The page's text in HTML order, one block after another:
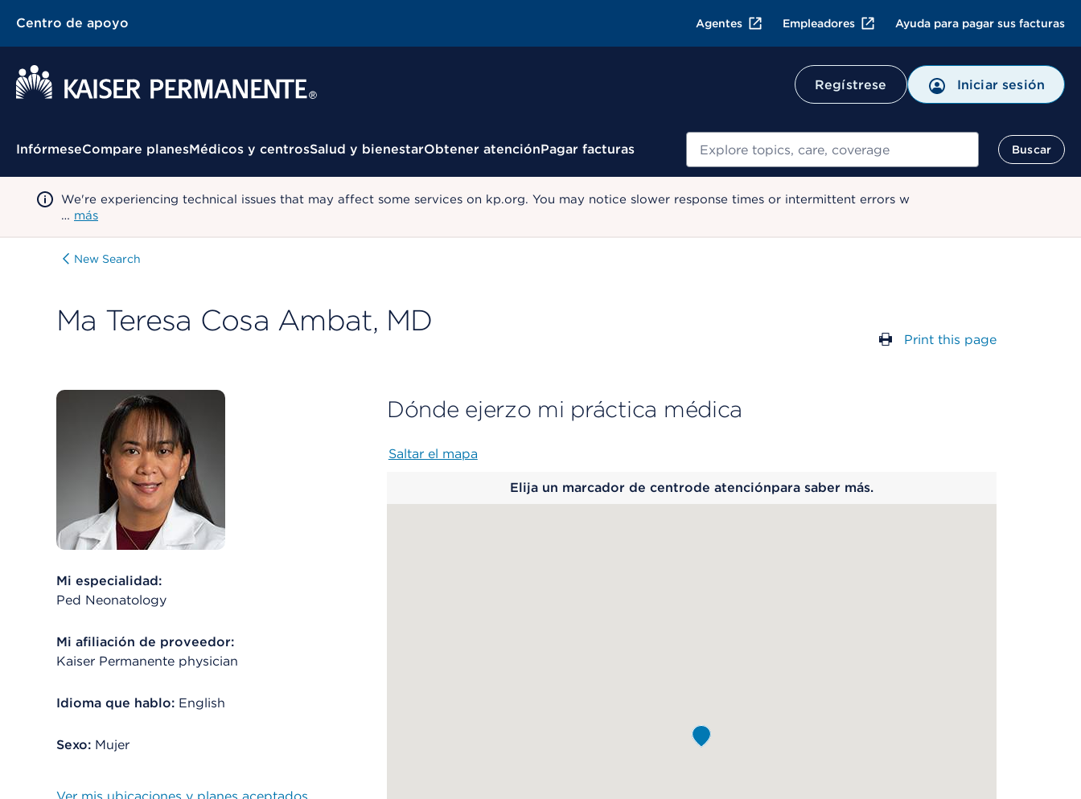
Centro de apoyo Agentes Empleadores Ayuda para pagar sus facturas
Regístrese Iniciar sesión
Menú contextual
InfórmeseCompare planesMédicos y centrosSalud y bienestarObtener atenciónPagar facturas Buscar
Buscar
We're experiencing technical issues that may affect some services on kp.org. You may notice slower response times or intermittent errors w
… más
New Search
Ma Teresa Cosa Ambat, MD
Print this page
Mi especialidad:
Ped Neonatology
Mi afiliación de proveedor:
Kaiser Permanente physician
Idioma que hablo: English
Sexo: Mujer
Dónde ejerzo mi práctica médica
Saltar el mapa
Elija un marcador de centrode atenciónpara saber más.